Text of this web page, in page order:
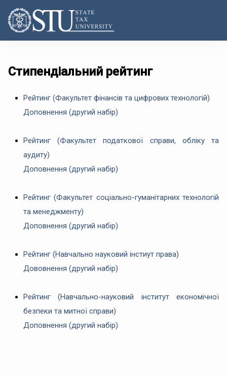
Стипендіальний рейтинг
Рейтинг (Факультет фінансів та цифрових технологій)
Доповнення (другий набір)
Рейтинг (Факультет податкової справи, обліку та
аудиту)
Доповнення (другий набір)
Рейтинг (Факультет соціально-гуманітарних технологій
та менеджменту)
Доповнення (другий набір)
Рейтинг (Навчально науковий інстиут права)
Дововнення (другий набір)
Рейтинг (Навчально-науковий інститут економічної
безпеки та митної справи)
Доповнення (другий набір)